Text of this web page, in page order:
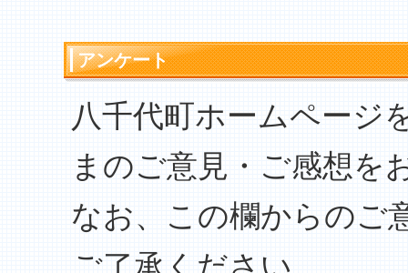
アンケート
八千代町ホームページ
まのご意見・ご感想を
なお、この欄からのご
ご了承ください。